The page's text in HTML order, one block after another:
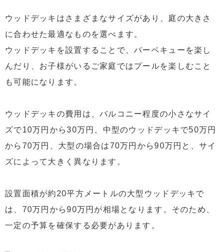
ウッドデッキはさまざまなサイズがあり、庭の大きさ
に合わせた最適なものを選べます。
ウッドデッキを設置することで、バーベキューを楽し
んだり、お子様がいるご家庭ではプールを楽しむこと
も可能になります。
ウッドデッキの費用は、バルコニー程度の小さなサイ
ズで10万円から30万円、中型のウッドデッキで50万円
から70万円、大型の場合は70万円から90万円と、サイ
ズによって大きく異なります。
設置面積が約20平方メートルの大型ウッドデッキで
は、70万円から90万円が相場となります。そのため、
一定の予算を確保する必要があります。